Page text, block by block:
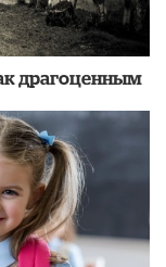
драгоценным